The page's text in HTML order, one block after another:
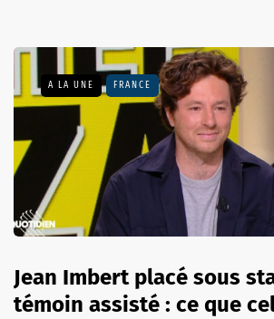
A LA UNE FRANCE
Jean Imbert placé sous
témoin assisté : ce que